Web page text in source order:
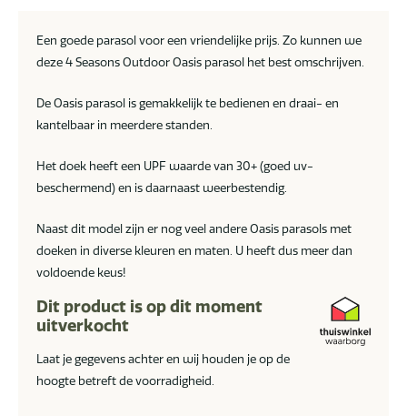
Een goede parasol voor een vriendelijke prijs. Zo kunnen we
deze 4 Seasons Outdoor Oasis parasol het best omschrijven.
De Oasis parasol is gemakkelijk te bedienen en draai- en
kantelbaar in meerdere standen.
Het doek heeft een UPF waarde van 30+ (goed uv-
beschermend) en is daarnaast weerbestendig.
Naast dit model zijn er nog veel andere Oasis parasols met
doeken in diverse kleuren en maten. U heeft dus meer dan
voldoende keus!
Dit product is op dit moment
uitverkocht
Laat je gegevens achter en wij houden je op de
hoogte betreft de voorradigheid.